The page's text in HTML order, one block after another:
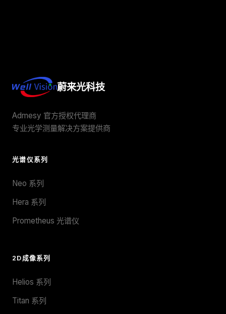
蔚来光科技
Admesy 官方授权代理商
专业光学测量解决方案提供商
光谱仪系列
Neo 系列
Hera 系列
Prometheus 光谱仪
2D成像系列
Helios 系列
Titan 系列